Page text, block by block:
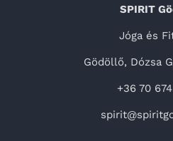
SPIRIT
Jóga és
Gödöllő, Dózsa
+36 70